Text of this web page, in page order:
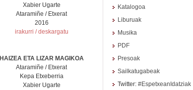
Xabier Ugarte
Ataramiñe / Etxerat
2016
irakurri / deskargatu
HAIZEA ETA LIZAR MAGIKOA
Ataramiñe / Etxerat
Kepa Etxeberria
Xabier Ugarte
Katalogoa
Liburuak
Musika
PDF
Presoak
Sailkatugabeak
Twitter: #EspetxeanIdatziak